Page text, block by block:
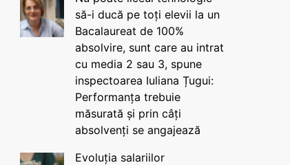
să-i ducă pe toți elevii la un
Bacalaureat de 100%
absolvire, sunt care au intrat
cu media 2 sau 3, spune
inspectoarea Iuliana Țugui:
Performanța trebuie
măsurată și prin câți
absolvenți se angajează
Evoluția salariilor